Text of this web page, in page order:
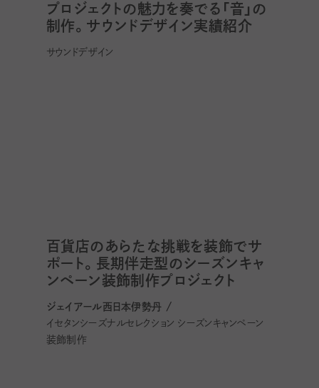
プロジェクトの魅力を奏でる「音」の
制作。サウンドデザイン実績紹介
サウンドデザイン
百貨店のあらたな挑戦を装飾でサ
ポート。長期伴走型のシーズンキャ
ンペーン装飾制作プロジェクト
ジェイアール西日本伊勢丹 /
イセタンシーズナルセレクション シーズンキャンペーン
装飾制作